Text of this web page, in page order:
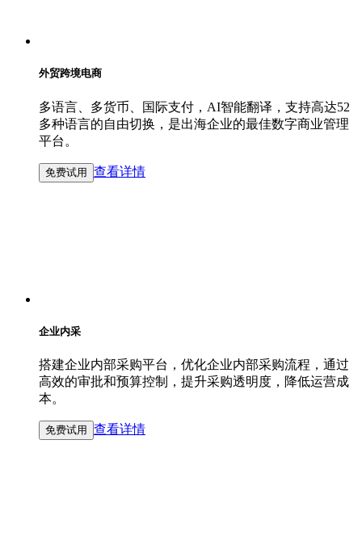
外贸跨境电商
多语言、多货币、国际支付，AI智能翻译，支持高达52
多种语言的自由切换，是出海企业的最佳数字商业管理
平台。
免费试用 查看详情
企业内采
搭建企业内部采购平台，优化企业内部采购流程，通过
高效的审批和预算控制，提升采购透明度，降低运营成
本。
免费试用 查看详情